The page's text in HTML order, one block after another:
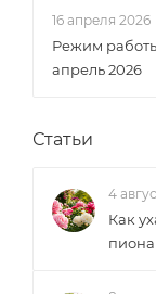
16 апреля 2026
Режим
апрель 2026
Статьи
4
Как